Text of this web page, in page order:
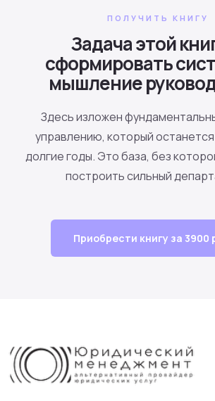
ПОЛУЧИТЬ КНИГУ
Задача этой
сформировать
мышление
Здесь изложен
управлению, который
долгие годы. Это база, без
построить сильный
Приобрести книгу за 3900